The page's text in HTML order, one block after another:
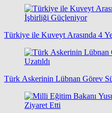
Türkiye ile Kuveyt Arasında 4
Türk Askerinin Lübnan Görev